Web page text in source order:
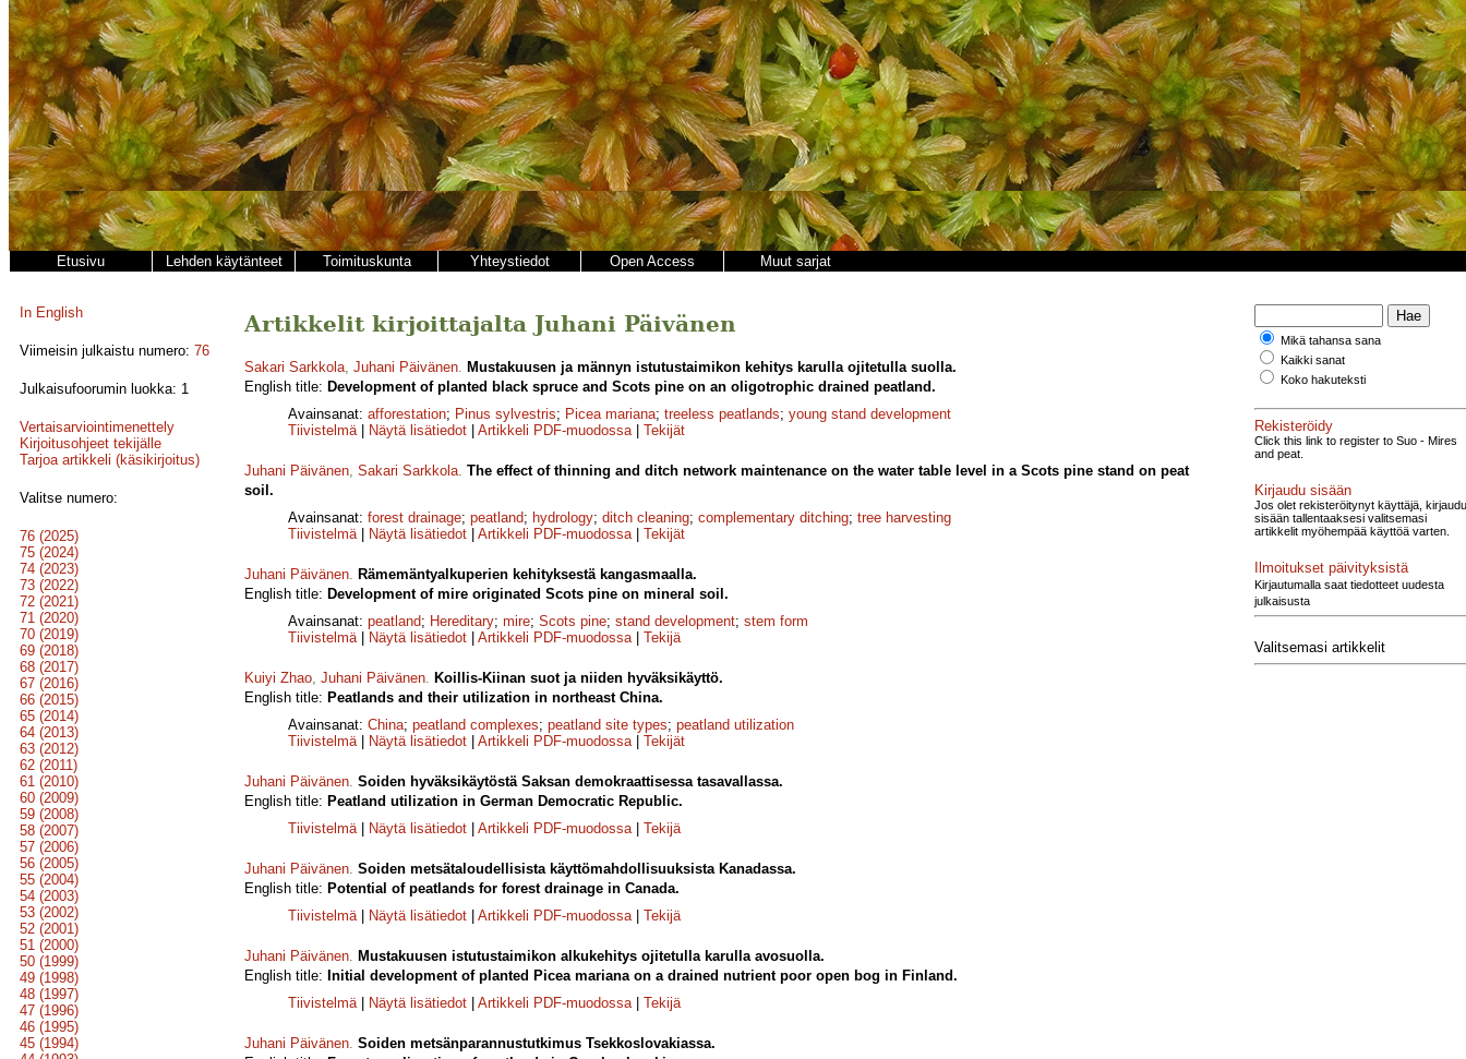
Etusivu Lehden käytänteet Toimituskunta Yhteystiedot Open Access Muut sarjat
In English
Viimeisin julkaistu numero: 76
Julkaisufoorumin luokka: 1
Vertaisarviointimenettely
Kirjoitusohjeet tekijälle
Tarjoa artikkeli (käsikirjoitus)
Valitse numero:
76 (2025)
75 (2024)
74 (2023)
73 (2022)
72 (2021)
71 (2020)
70 (2019)
69 (2018)
68 (2017)
67 (2016)
66 (2015)
65 (2014)
64 (2013)
63 (2012)
62 (2011)
61 (2010)
60 (2009)
59 (2008)
58 (2007)
57 (2006)
56 (2005)
55 (2004)
54 (2003)
53 (2002)
52 (2001)
51 (2000)
50 (1999)
49 (1998)
48 (1997)
47 (1996)
46 (1995)
45 (1994)
Artikkelit kirjoittajalta Juhani Päivänen
Sakari Sarkkola, Juhani Päivänen. Mustakuusen ja männyn istutustaimikon kehitys karulla ojitetulla suolla.
English title: Development of planted black spruce and Scots pine on an oligotrophic drained peatland.
Avainsanat: afforestation; Pinus sylvestris; Picea mariana; treeless peatlands; young stand development
Tiivistelmä| Näytä lisätiedot Artikkeli PDF-muodossa| Tekijät
Juhani Päivänen, Sakari Sarkkola. The effect of thinning and ditch network maintenance on the water table level in a Scots pine stand on peat
soil.
Avainsanat: forest drainage; peatland; hydrology; ditch cleaning; complementary ditching; tree harvesting
Tiivistelmä| Näytä lisätiedot Artikkeli PDF-muodossa| Tekijät
Juhani Päivänen. Rämemäntyalkuperien kehityksestä kangasmaalla.
English title: Development of mire originated Scots pine on mineral soil.
Avainsanat: peatland; Hereditary; mire; Scots pine; stand development; stem form
Tiivistelmä| Näytä lisätiedot Artikkeli PDF-muodossa| Tekijä
Kuiyi Zhao, Juhani Päivänen. Koillis-Kiinan suot ja niiden hyväksikäyttö.
English title: Peatlands and their utilization in northeast China.
Avainsanat: China; peatland complexes; peatland site types; peatland utilization
Tiivistelmä| Näytä lisätiedot Artikkeli PDF-muodossa| Tekijät
Juhani Päivänen. Soiden hyväksikäytöstä Saksan demokraattisessa tasavallassa.
English title: Peatland utilization in German Democratic Republic.
Tiivistelmä| Näytä lisätiedot Artikkeli PDF-muodossa| Tekijä
Juhani Päivänen. Soiden metsätaloudellisista käyttömahdollisuuksista Kanadassa.
English title: Potential of peatlands for forest drainage in Canada.
Tiivistelmä| Näytä lisätiedot Artikkeli PDF-muodossa| Tekijä
Juhani Päivänen. Mustakuusen istutustaimikon alkukehitys ojitetulla karulla avosuolla.
English title: Initial development of planted Picea mariana on a drained nutrient poor open bog in Finland.
Tiivistelmä| Näytä lisätiedot Artikkeli PDF-muodossa| Tekijä
Juhani Päivänen. Soiden metsänparannustutkimus Tsekkoslovakiassa.
Mikä tahansa sana
Kaikki sanat
Koko hakuteksti
Rekisteröidy
Click this link to register to Suo - Mires
and peat.
Kirjaudu sisään
Jos olet rekisteröitynyt käyttäjä, kirjaudu
sisään tallentaaksesi valitsemasi
artikkelit myöhempää käyttöä varten.
Ilmoitukset päivityksistä
Kirjautumalla saat tiedotteet uudesta
julkaisusta
Valitsemasi artikkelit